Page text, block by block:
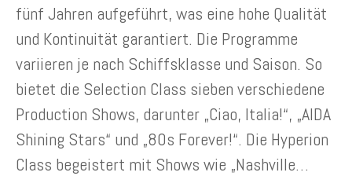
fünf Jahren aufgeführt, was eine hohe Qualität
und Kontinuität garantiert. Die Programme
variieren je nach Schiffsklasse und Saison. So
bietet die Selection Class sieben verschiedene
Production Shows, darunter „Ciao, Italia!“, „AIDA
Shining Stars“ und „80s Forever!“. Die Hyperion
Class begeistert mit Shows wie „Nashville…